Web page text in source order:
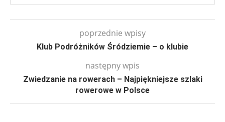
poprzednie wpisy
Klub Podróżników Śródziemie – o klubie
następny wpis
Zwiedzanie na rowerach – Najpiękniejsze szlaki
rowerowe w Polsce